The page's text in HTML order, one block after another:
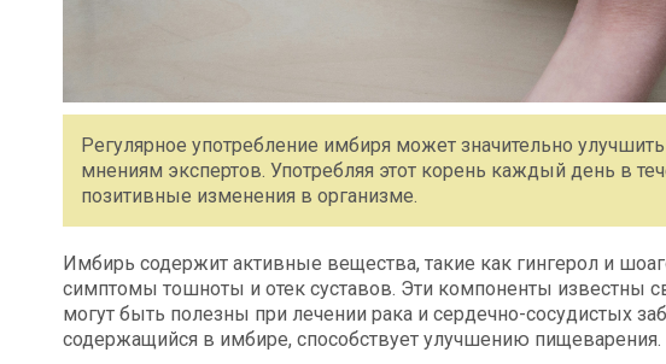
Регулярное употребление имбиря может значительно
мнениям экспертов. Употребляя этот корень каждый день в
позитивные изменения в организме.
Имбирь содержит активные вещества, такие как гингерол и
симптомы тошноты и отек суставов. Эти компоненты известны
могут быть полезны при лечении рака и сердечно-сосудистых
содержащийся в имбире, способствует улучшению пищеварения.